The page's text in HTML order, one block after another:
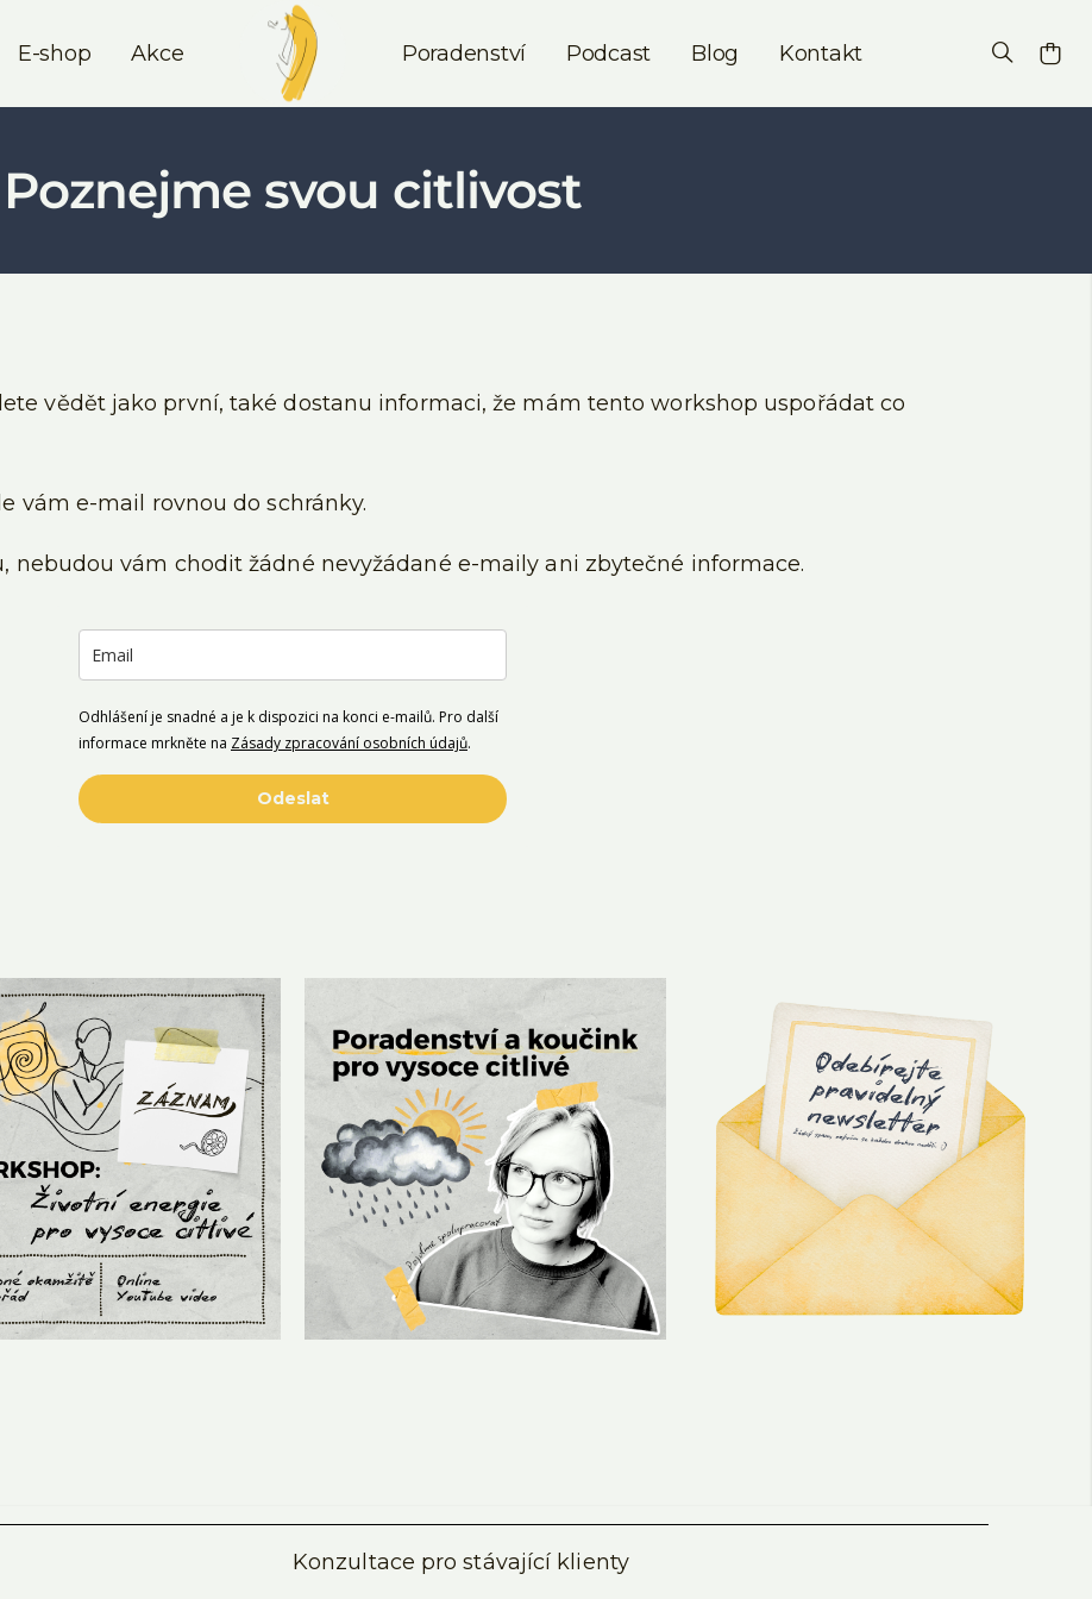
E-shop Akce Poradenství Podcast Blog Kontakt
Poznejme svou citlivost
vědět jako první, také dostanu informaci, že mám tento workshop uspořádat co
vám e-mail rovnou do schránky.
nebudou vám chodit žádné nevyžádané e-maily ani zbytečné informace.
Odhlášení je snadné a je k dispozici na konci e-mailů. Pro další
informace mrkněte na Zásady zpracování osobních údajů.
Odeslat
Konzultace pro stávající klienty